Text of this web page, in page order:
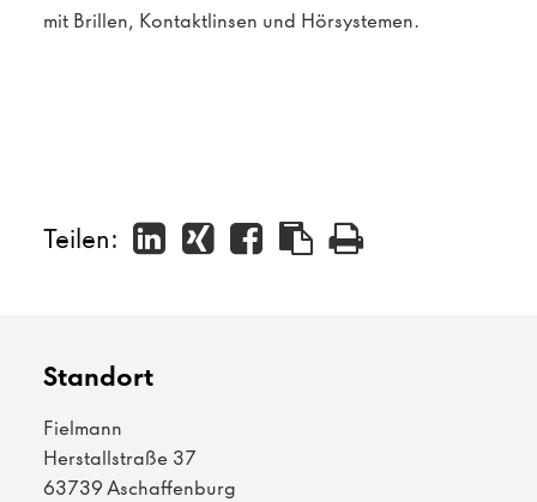
mit Brillen, Kontaktlinsen und Hörsystemen.
Teilen:
Standort
Fielmann
Herstallstraße 37
63739 Aschaffenburg